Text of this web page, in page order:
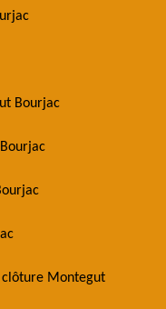
Bourjac
clôture Montegut